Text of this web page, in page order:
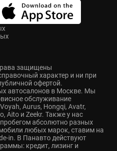
защищены
характер и ни при
офертой.
автосалонов в Москве. Мы
обслуживание
Aurus, Hongqi, Avatr,
Aito и Zeekr. Также у нас
абсолютно разных
любых марок, ставим на
in. В Панавто действуют
кредит, лизинг и